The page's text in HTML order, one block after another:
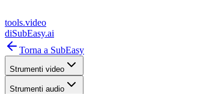
tools.video
diSubEasy.ai
Torna a SubEasy
Strumenti video
Strumenti audio